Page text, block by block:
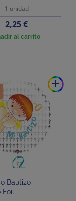
1 unidad
Precio
2,25 €
al carrito
add
Bautizo
Foil